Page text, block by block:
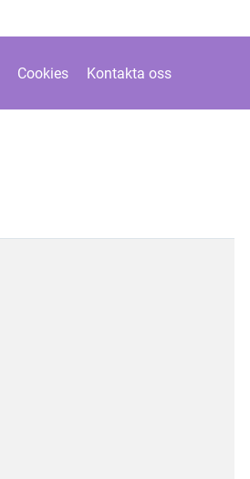
Cookies Kontakta oss